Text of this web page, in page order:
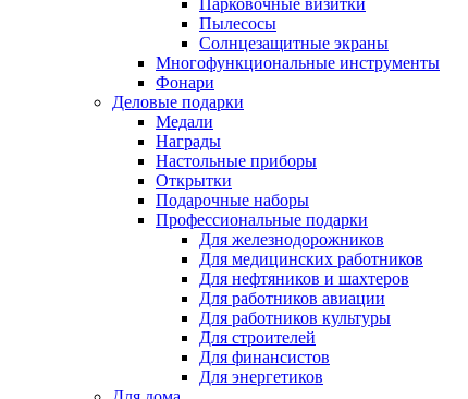
Парковочные визитки
Пылесосы
Солнцезащитные экраны
Многофункциональные инструменты
Фонари
Деловые подарки
Медали
Награды
Настольные приборы
Открытки
Подарочные наборы
Профессиональные подарки
Для железнодорожников
Для медицинских работников
Для нефтяников и шахтеров
Для работников авиации
Для работников культуры
Для строителей
Для финансистов
Для энергетиков